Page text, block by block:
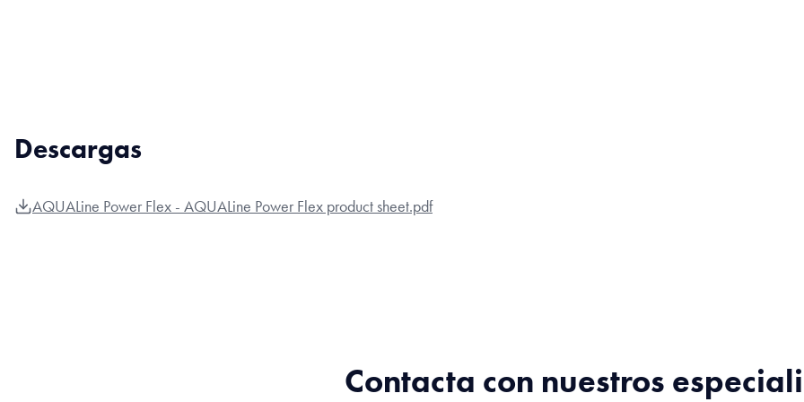
Descargas
AQUALine Power Flex - AQUALine Power Flex product sheet.pdf
Contacta con nuestros